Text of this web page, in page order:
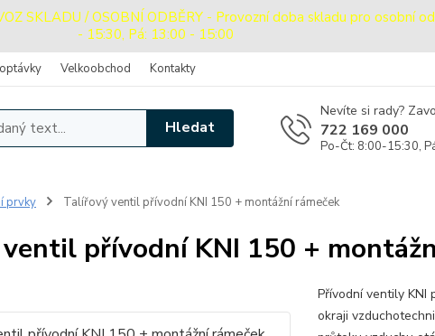
SKLADU / OSOBNÍ ODBĚRY - Provozní doba skladu pro osobní
- 15:30, Pá: 13:00 - 15:00
Velkoobchod Kontakty
Hledat
Nevíte si rady?
722 169 000
Po-Čt: 8:00-15:30,
prvky Talířový ventil přívodní KNI 150 + montážní rámeček
přívodní KNI 150 +
Přívodní ventily KNI
okraji